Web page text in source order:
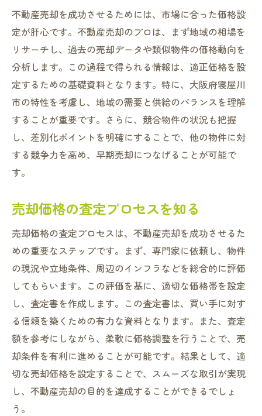
不動産売却を成功させるためには、市場に合った価格設
定が肝心です。不動産売却のプロは、まず地域の相場を
リサーチし、過去の売却データや類似物件の価格動向を
分析します。この過程で得られる情報は、適正価格を設
定するための基礎資料となります。特に、大阪府寝屋川
市の特性を考慮し、地域の需要と供給のバランスを理解
することが重要です。さらに、競合物件の状況も把握
し、差別化ポイントを明確にすることで、他の物件に対
する競争力を高め、早期売却につなげることが可能で
す。
売却価格の査定プロセスを知る
売却価格の査定プロセスは、不動産売却を成功させるた
めの重要なステップです。まず、専門家に依頼し、物件
の現況や立地条件、周辺のインフラなどを総合的に評価
してもらいます。この評価を基に、適切な価格帯を設定
し、査定書を作成します。この査定書は、買い手に対す
る信頼を築くための有力な資料となります。また、査定
額を参考にしながら、柔軟に価格調整を行うことで、売
却条件を有利に進めることが可能です。結果として、適
切な売却価格を設定することで、スムーズな取引が実現
し、不動産売却の目的を達成することができるでしょ
う。